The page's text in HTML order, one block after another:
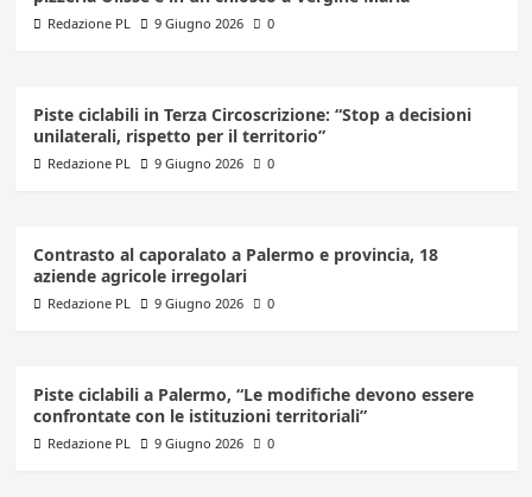
Redazione PL 9 Giugno 2026 0
Piste ciclabili in Terza Circoscrizione: “Stop a decisioni
unilaterali, rispetto per il territorio”
Redazione PL 9 Giugno 2026 0
Contrasto al caporalato a Palermo e provincia, 18
aziende agricole irregolari
Redazione PL 9 Giugno 2026 0
Piste ciclabili a Palermo, “Le modifiche devono essere
confrontate con le istituzioni territoriali”
Redazione PL 9 Giugno 2026 0